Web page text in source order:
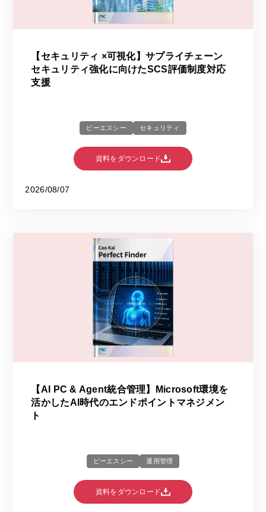
【セキュリティ ×可視化】サプライチェーン
セキュリティ強化に向けたSCS評価制度対応
支援
ピーエスシー セキュリティ
資料をダウンロード
2026/08/07
【AI PC & Agent統合管理】Microsoft環境を
活かしたAI時代のエンドポイントマネジメン
ト
ピーエスシー 運用管理
資料をダウンロード